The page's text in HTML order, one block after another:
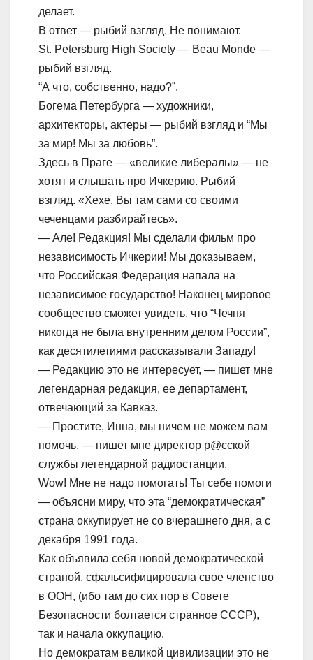
делает.
В ответ — рыбий взгляд. Не понимают.
St. Petersburg High Society — Beau Monde —
рыбий взгляд.
“А что, собственно, надо?”.
Богема Петербурга — художники,
архитекторы, актеры — рыбий взгляд и “Мы
за мир! Мы за любовь”.
Здесь в Праге — «великие либералы» — не
хотят и слышать про Ичкерию. Рыбий
взгляд. «Хехе. Вы там сами со своими
чеченцами разбирайтесь».
— Але! Редакция! Мы сделали фильм про
независимость Ичкерии! Мы доказываем,
что Российская Федерация напала на
независимое государство! Наконец мировое
сообщество сможет увидеть, что “Чечня
никогда не была внутренним делом России”,
как десятилетиями рассказывали Западу!
— Редакцию это не интересует, — пишет мне
легендарная редакция, ее департамент,
отвечающий за Кавказ.
— Простите, Инна, мы ничем не можем вам
помочь, — пишет мне директор р@сской
службы легендарной радиостанции.
Wow! Мне не надо помогать! Ты себе помоги
— объясни миру, что эта “демократическая”
страна оккупирует не со вчерашнего дня, а с
декабря 1991 года.
Как объявила себя новой демократической
страной, сфальсифицировала свое членство
в ООН, (ибо там до сих пор в Совете
Безопасности болтается странное СССР),
так и начала оккупацию.
Но демократам великой цивилизации это не